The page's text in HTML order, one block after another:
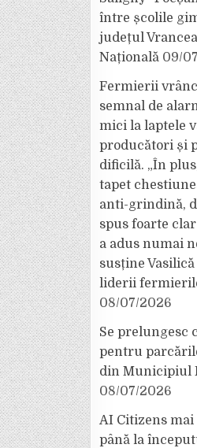
între școlile
județul
Națională 09/
Fermierii
semnal de
mici la laptele
producători și
dificilă. „În
tapet
anti-grindină,
spus foarte
a adus numai
susține
liderii
08/07/2026
Se prelungesc
pentru
din Municipiul
08/07/2026
AI Citizens
până la